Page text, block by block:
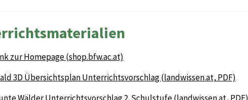
zur Homepage (shop.bfw.ac.at)
3D Übersichtsplan Unterrichtsvorschlag (landwissen.at, PDF)